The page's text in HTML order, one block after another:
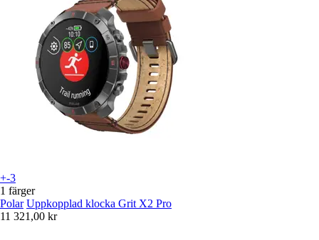
+-3
1 färger
Polar Uppkopplad klocka Grit X2 Pro
11 321,00 kr